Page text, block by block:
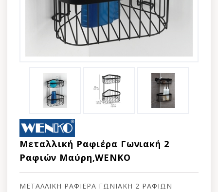
Μεταλλική Ραφιέρα Γωνιακή 2
Ραφιών Μαύρη,WENKO
ΜΕΤΑΛΛΙΚΗ ΡΑΦΙΕΡΑ ΓΩΝΙΑΚΗ 2 ΡΑΦΙΩΝ